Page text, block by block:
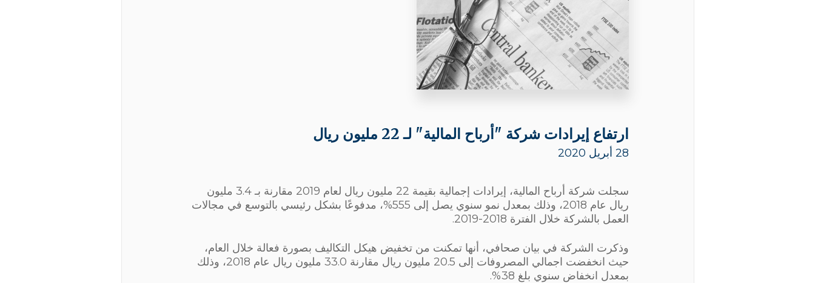
ارتفاع إيرادات شركة "أرباح المالية" لـ 22 مليون ريال
28 أبريل 2020
سجلت شركة أرباح المالية، إيرادات إجمالية بقيمة 22 مليون ريال لعام 2019 مقارنة بـ 3.4 مليون
ريال عام 2018، وذلك بمعدل نمو سنوي يصل إلى 555%، مدفوعًا بشكل رئيسي بالتوسع في مجالات
العمل بالشركة خلال الفترة 2018-2019.
وذكرت الشركة في بيان صحافي، أنها تمكنت من تخفيض هيكل التكاليف بصورة فعالة خلال العام،
حيث انخفضت اجمالي المصروفات إلى 20.5 مليون ريال مقارنة 33.0 مليون ريال عام 2018، وذلك
بمعدل انخفاض سنوي بلغ 38%.